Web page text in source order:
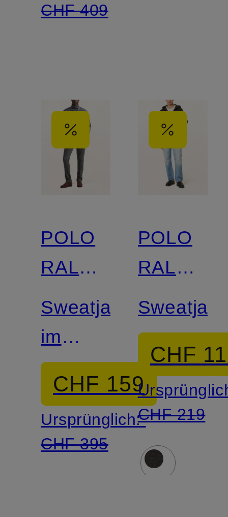
CHF 409
POLO
RALPH
LAUREN
Sweatjacke
im
Materialmix
CHF 159
Ursprünglich:
CHF 395
POLO
RALPH
LAUREN
CHF
CHF 219